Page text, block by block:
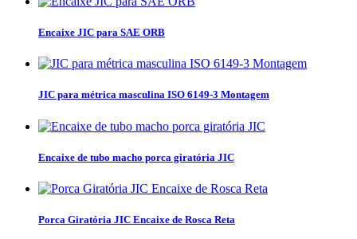
Encaixe JIC para SAE ORB
JIC para métrica masculina ISO 6149-3 Montagem
Encaixe de tubo macho porca giratória JIC
Porca Giratória JIC Encaixe de Rosca Reta